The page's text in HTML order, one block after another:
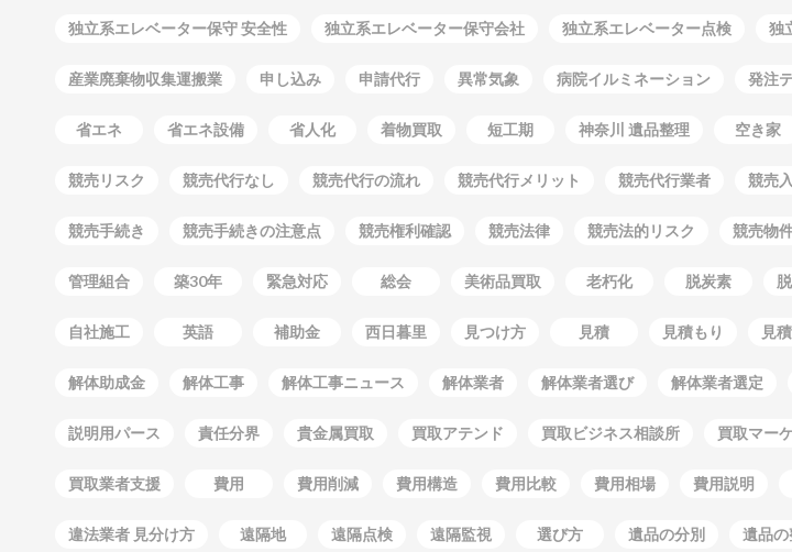
独立系エレベーター保守 安全性 独立系エレベーター保守会社 独立系エレベーター点検 独
産業廃棄物収集運搬業 申し込み 申請代行 異常気象 病院イルミネーション 発注
省エネ 省エネ設備 省人化 着物買取 短工期 神奈川 遺品整理 空き家
競売リスク 競売代行なし 競売代行の流れ 競売代行メリット 競売代行業者 競売
競売手続き 競売手続きの注意点 競売権利確認 競売法律 競売法的リスク 競売物
管理組合 築30年 緊急対応 総会 美術品買取 老朽化 脱炭素
自社施工 英語 補助金 西日暮里 見つけ方 見積 見積もり 見
解体助成金 解体工事 解体工事ニュース 解体業者 解体業者選び 解体業者選定
説明用パース 責任分界 貴金属買取 買取アテンド 買取ビジネス相談所 買取マー
買取業者支援 費用 費用削減 費用構造 費用比較 費用相場 費用説明
違法業者 見分け方 遠隔地 遠隔点検 遠隔監視 選び方 遺品の分別 遺品の